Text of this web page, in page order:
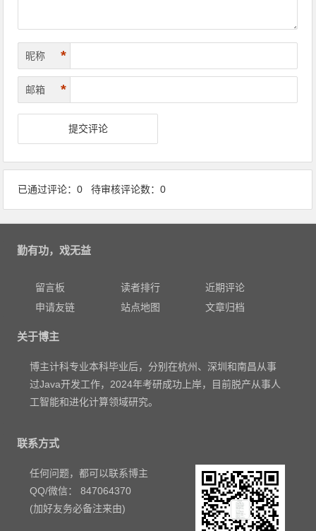
昵称 *
邮箱 *
已通过评论：0 待审核评论数：0
勤有功，戏无益
留言板 读者排行
近期评论
申请友链
站点地图 文章归档
关于博主
博主计科专业本科毕业后，分别在杭州、深圳和南昌从事
过Java开发工作，2024年考研成功上岸，目前脱产从事人
工智能和进化计算领域研究。
联系方式
任何问题，都可以联系博主
QQ/微信： 847064370
(加好友务必备注来由)